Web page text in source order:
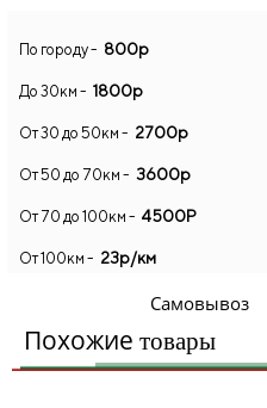
По городу - 800р
До 30км - 1800р
От 30 до 50км - 2700р
От 50 до 70км - 3600р
От 70 до 100км - 4500Р
От 100км - 23р/км
Самовывоз
Похожие товары